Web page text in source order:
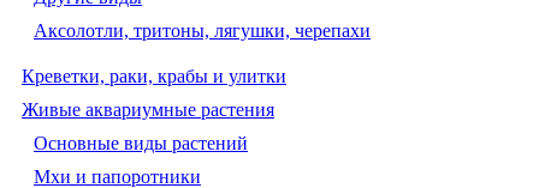
Аксолотли, тритоны, лягушки, черепахи
Креветки, раки, крабы и улитки
Живые аквариумные растения
Основные виды растений
Мхи и папоротники